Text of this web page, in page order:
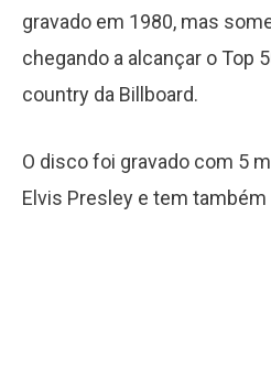
gravado em 1980, mas
chegando a alcançar o Top
country da Billboard.
O disco foi gravado com 5
Elvis Presley e tem